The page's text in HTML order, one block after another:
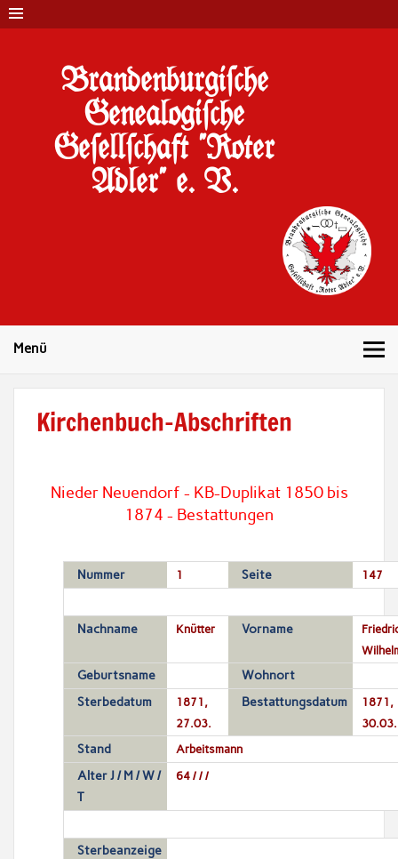
Brandenburgi#che
Genealogi#che
Ge#ell#chaft "Roter
Adler" e. V.
Menü
Kirchenbuch-Abschriften
Nieder Neuendorf - KB-Duplikat 1850 bis
1874 - Bestattungen
Nummer 1 Seite 147
Nachname Knütter Vorname
Geburtsname
Wohnort
Sterbedatum
1871,
27.03.
Bestattungsdatum
1871,
30.03.
Stand Arbeitsmann
Alter J / M / W /
T
64 / / /
Sterbeanzeige